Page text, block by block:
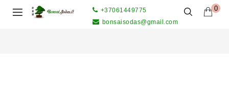
0
+37061449775
bonsaisodas@gmail.com